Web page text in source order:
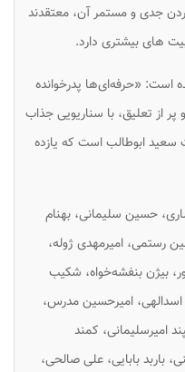
جدی و مستمر آن، معتقدند
های بیشتری دارد.
است: «حرفه‌ای‌ها پدرخوانده
از تعلیق، با سناریویی جذاب
سعید ابوطالب است که یازده
حسین سلیمانی، بهنام
رستمی، امیرمهدی ژوله،
بیژن بنفشه‌خواه، شکیب
اسدالهی، امیرحسین مدرس،
امیرسلیمانی، کمند
باربد بابایی، علی صالحی،